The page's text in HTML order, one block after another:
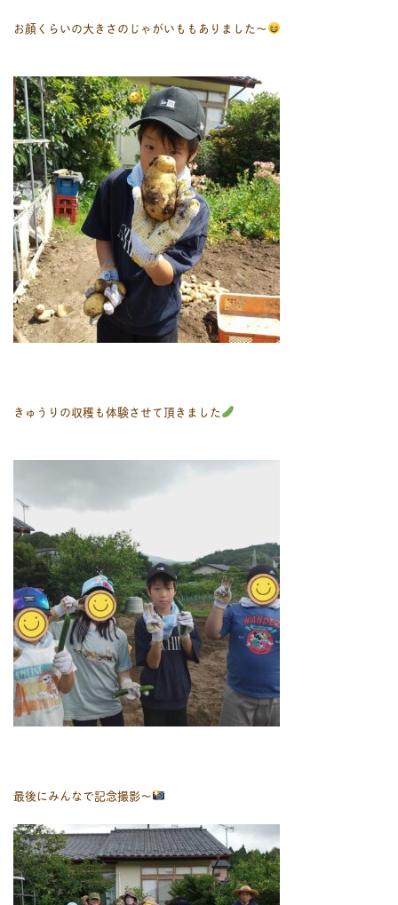
お顔くらいの大きさのじゃがいももありました〜
きゅうりの収穫も体験させて頂きました
最後にみんなで記念撮影〜